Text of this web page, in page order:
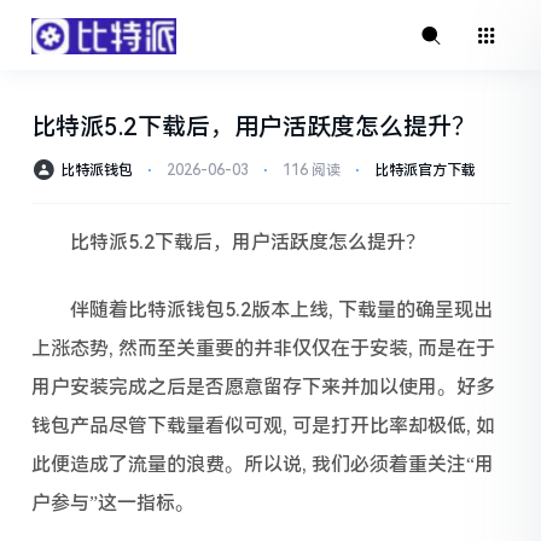
比特派5.2下载后，用户活跃度怎么提升？
比特派钱包 ⋅ 2026-06-03 ⋅ 116 阅读 ⋅ 比特派官方下载
比特派5.2下载后，用户活跃度怎么提升？
伴随着比特派钱包5.2版本上线, 下载量的确呈现出
上涨态势, 然而至关重要的并非仅仅在于安装, 而是在于
用户安装完成之后是否愿意留存下来并加以使用。好多
钱包产品尽管下载量看似可观, 可是打开比率却极低, 如
此便造成了流量的浪费。所以说, 我们必须着重关注“用
户参与”这一指标。